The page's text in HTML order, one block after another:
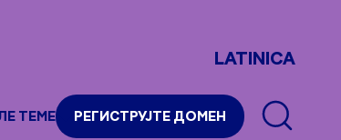
LATINICA
ТЕМЕ РЕГИСТРУЈТЕ ДОМЕН